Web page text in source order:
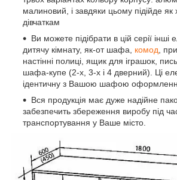
малиновий, і завдяки цьому підійде як
дівчаткам
Ви можете підібрати в цій серії інші
дитячу кімнату, як-от шафа, комод ,
настінні полиці, ящик для іграшок,
шафа-купе (2-х, 3-х і 4 дверний). Ці
ідентичну з Вашою шафою
Вся продукція має дуже надійне
забезпечить збереження виробу під
транспортування у Ваше місто.